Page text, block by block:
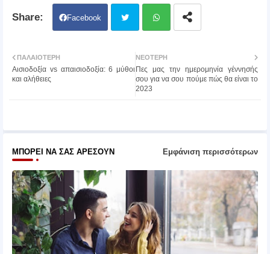
Facebook
ter atsa
ΝΕΌΤΕΡΗ
Πες μας την ημερομηνία γέννησής
σου για να σου πούμε πώς θα είναι το
2023
ΠΑΛΑΙΌΤΕΡΗ
Αισιοδοξία vs απαισιοδοξία: 6 μύθοι
και αλήθειες
ΜΠΟΡΕΊ ΝΑ ΣΑΣ ΑΡΈΣΟΥΝ Εμφάνιση περισσότερων